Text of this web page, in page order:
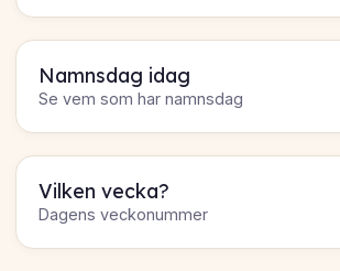
Namnsdag idag
Se vem som har namnsdag
Vilken vecka?
Dagens veckonummer